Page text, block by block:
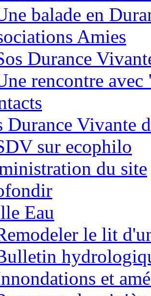
balade en
Amies
Durance
rencontre
Durance Vivante
sur ecophilo
du site
Eau
le lit
et